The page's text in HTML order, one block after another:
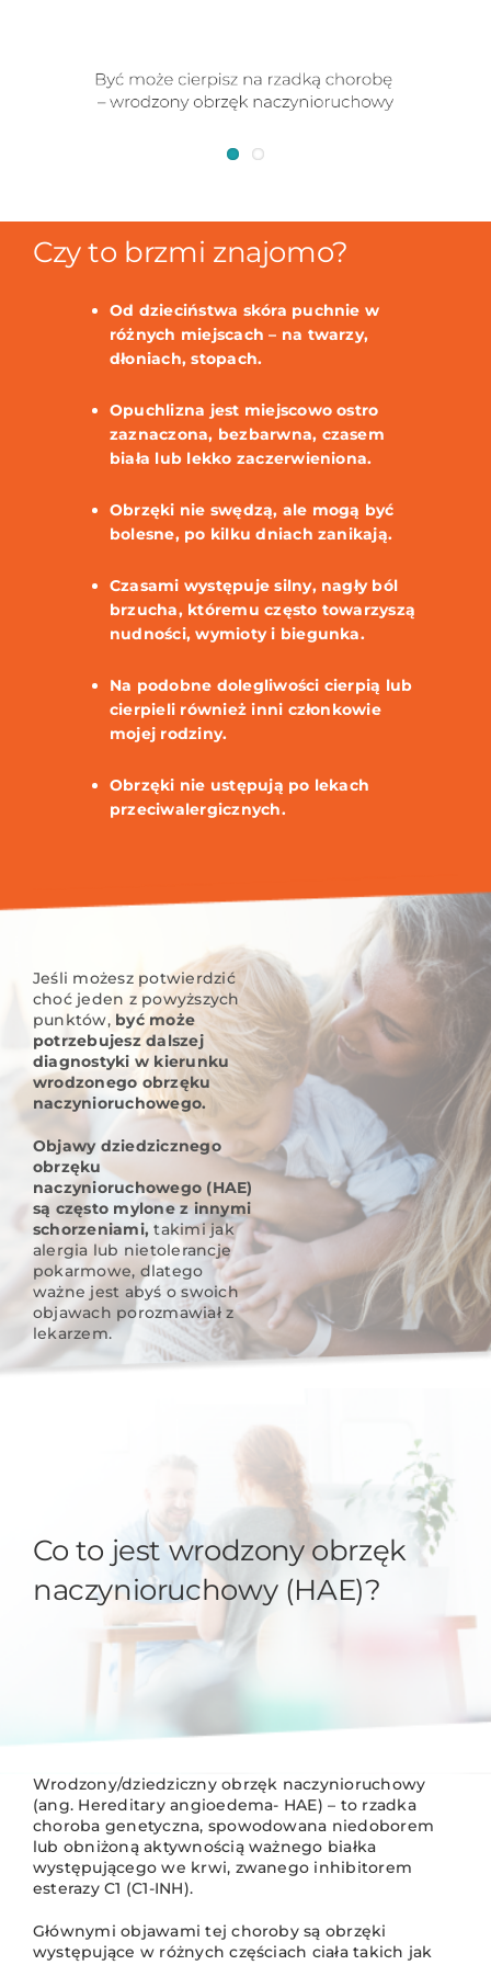
Czy to brzmi znajomo?
Od dzieciństwa skóra puchnie w
różnych miejscach – na twarzy,
dłoniach, stopach.
Opuchlizna jest miejscowo ostro
zaznaczona, bezbarwna, czasem
biała lub lekko zaczerwieniona.
Obrzęki nie swędzą, ale mogą być
bolesne, po kilku dniach zanikają.
Czasami występuje silny, nagły ból
brzucha, któremu często towarzyszą
nudności, wymioty i biegunka.
Na podobne dolegliwości cierpią lub
cierpieli również inni członkowie
mojej rodziny.
Obrzęki nie ustępują po lekach
przeciwalergicznych.
Jeśli możesz potwierdzić
choć jeden z powyższych
punktów, być może
potrzebujesz dalszej
diagnostyki w kierunku
wrodzonego obrzęku
naczynioruchowego.
Objawy dziedzicznego
obrzęku
naczynioruchowego (HAE)
są często mylone z innymi
schorzeniami, takimi jak
alergia lub nietolerancje
pokarmowe, dlatego
ważne jest abyś o swoich
objawach porozmawiał z
lekarzem.
Co to jest wrodzony obrzęk
naczynioruchowy (HAE)?
Wrodzony/dziedziczny obrzęk naczynioruchowy
(ang. Hereditary angioedema- HAE) – to rzadka
choroba genetyczna, spowodowana niedoborem
lub obniżoną aktywnością ważnego białka
występującego we krwi, zwanego inhibitorem
esterazy C1 (C1-INH).
Głównymi objawami tej choroby są obrzęki
występujące w różnych częściach ciała takich jak